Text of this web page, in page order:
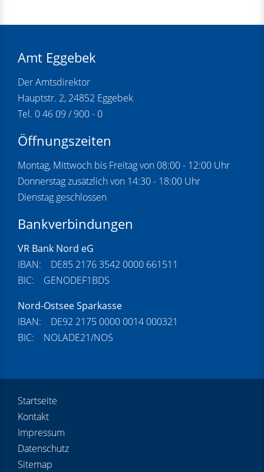
Amt Eggebek
Der Amtsdirektor
Hauptstr. 2, 24852 Eggebek
Tel. 0 46 09 / 900 - 0
Öffnungszeiten
Montag, Mittwoch bis Freitag von 08:00 - 12:00 Uhr
Donnerstag zusätzlich von 14:30 - 18:00 Uhr
Dienstag geschlossen
Bankverbindungen
VR Bank Nord eG
IBAN: DE85 2176 3542 0000 661511
BIC: GENODEF1BDS
Nord-Ostsee Sparkasse
IBAN: DE92 2175 0000 0014 000321
BIC: NOLADE21/NOS
Startseite
Kontakt
Impressum
Datenschutz
Sitemap